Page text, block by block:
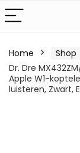
Home Shop
Dr. Dre
Apple W1-
luisteren, Zwart,